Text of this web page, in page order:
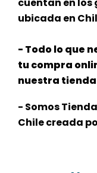
ubicada en
- Todo lo que
tu compra
nuestra
- Somos
Chile creada